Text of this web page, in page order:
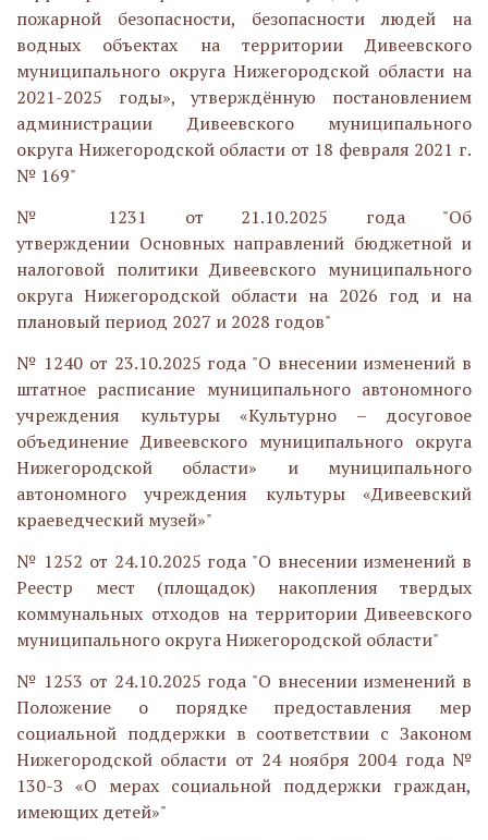
пожарной безопасности, безопасности людей на
водных объектах на территории Дивеевского
муниципального округа Нижегородской области на
2021-2025 годы», утверждённую постановлением
администрации Дивеевского муниципального
округа Нижегородской области от 18 февраля 2021 г.
№ 169"
№ 1231 от 21.10.2025 года "Об
утверждении Основных направлений бюджетной и
налоговой политики Дивеевского муниципального
округа Нижегородской области на 2026 год и на
плановый период 2027 и 2028 годов"
№ 1240 от 23.10.2025 года "О внесении изменений в
штатное расписание муниципального автономного
учреждения культуры «Культурно – досуговое
объединение Дивеевского муниципального округа
Нижегородской области» и муниципального
автономного учреждения культуры «Дивеевский
краеведческий музей»"
№ 1252 от 24.10.2025 года "О внесении изменений в
Реестр мест (площадок) накопления твердых
коммунальных отходов на территории Дивеевского
муниципального округа Нижегородской области"
№ 1253 от 24.10.2025 года "О внесении изменений в
Положение о порядке предоставления мер
социальной поддержки в соответствии с Законом
Нижегородской области от 24 ноября 2004 года №
130-З «О мерах социальной поддержки граждан,
имеющих детей»"